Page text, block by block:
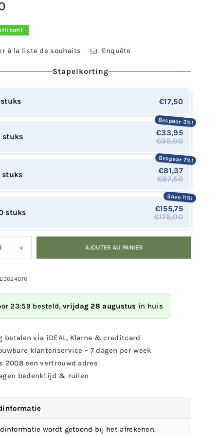
à la liste de souhaits Enquête
Stapelkorting
stuks €17,50
stuks
Bespaar 3%!
€33,95
€35,00
stuks
Bespaar 7%!
€81,37
€87,50
stuks
Save 11%!
€155,75
€175,00
Augmenter
la
pour
pot
beurre
de
cacahuète
vert
AJOUTER AU PANIER
23:59 besteld, vrijdag 28 augustus in huis
betalen via iDEAL, Klarna & creditcard
klantenservice – 7 dagen per week
2008 een vertrouwd adres
bedenktijd & ruilen
wordt getoond bij het afrekenen.